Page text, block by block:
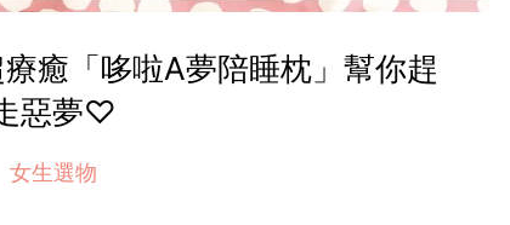
癒「哆啦A夢陪睡枕」幫你趕
惡夢♡
女生選物